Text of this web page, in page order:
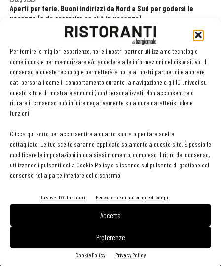
Per fornire le migliori esperienze, noi e i nostri partner utilizziamo tecnologie
come i cookie per memorizzare e/o accedere alle informazioni del dispositivo. Il
consenso a queste tecnologie permetterà a noi e ai nostri partner di elaborare
dati personali come il comportamento durante la navigazione o gli ID univoci su
questo sito e di mostrare annunci (non) personalizzati. Non acconsentire o
ritirare il consenso può influire negativamente su alcune caratteristiche e
funzioni.
Clicca qui sotto per acconsentire a quanto sopra o per fare scelte
dettagliate. Le tue scelte saranno applicate solamente a questo sito. È possibile
modificare le impostazioni in qualsiasi momento, compreso il ritiro del consenso,
utilizzando i pulsanti della Cookie Policy o cliccando sul pulsante di gestione del
consenso nella parte inferiore dello schermo.
Gestisci 1771 fornitori Per saperne di più su questi scopi
Accetta
Preferenze
Cookie Policy Privacy Policy
Aperti per ferie. Buoni indirizzi da Nord a Sud per godersi le
vacanze (o da scorprire se si è in vacanza)
Pos, compagni di gestione. Le ultime soluzioni delle aziende
8 Luglio 2026
EDICOLA WEB